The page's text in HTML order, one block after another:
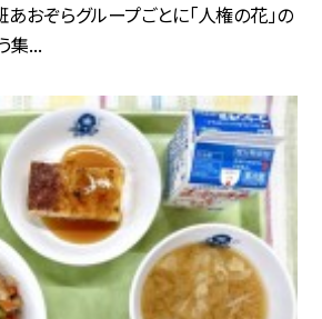
あおぞらグループごとに「人権の花」の
集...